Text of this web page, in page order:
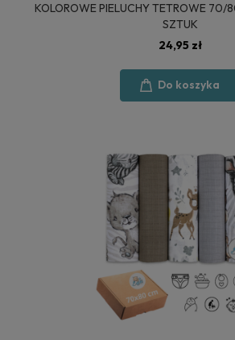
KOLOROWE PIELUCHY TETROWE 70/80 ZESTAW NR
SZTUK
24,95 zł
Do koszyka